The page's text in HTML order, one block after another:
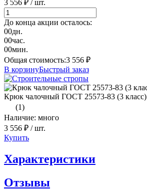
3 556 ₽ / шт.
До конца акции осталось:
00дн.
00час.
00мин.
Общая стоимость:3 556 ₽
В корзинуБыстрый заказ
Крюк чалочный ГОСТ 25573-83 (3 класс)
(1)
Наличие: много
3 556 ₽ / шт.
Купить
Характеристики
Отзывы